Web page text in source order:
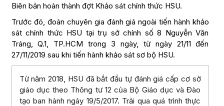
Biên bản hoàn thành đợt Khảo sát chính thức HSU.
Trước đó, đoàn chuyên gia đánh giá ngoài tiến hành khảo
sát chính thức HSU tại trụ sở chính số 8 Nguyễn Văn
Tráng, Q.1, TP.HCM trong 3 ngày, từ ngày 21/11 đến
27/11/2019 sau khi tiến hành khảo sát sơ bộ HSU.
Từ năm 2018, HSU đã bắt đầu tự đánh giá cấp cơ sở
giáo dục theo Thông tư 12 của Bộ Giáo dục và Đào
tạo ban hành ngày 19/5/2017. Trải qua quá trình thực